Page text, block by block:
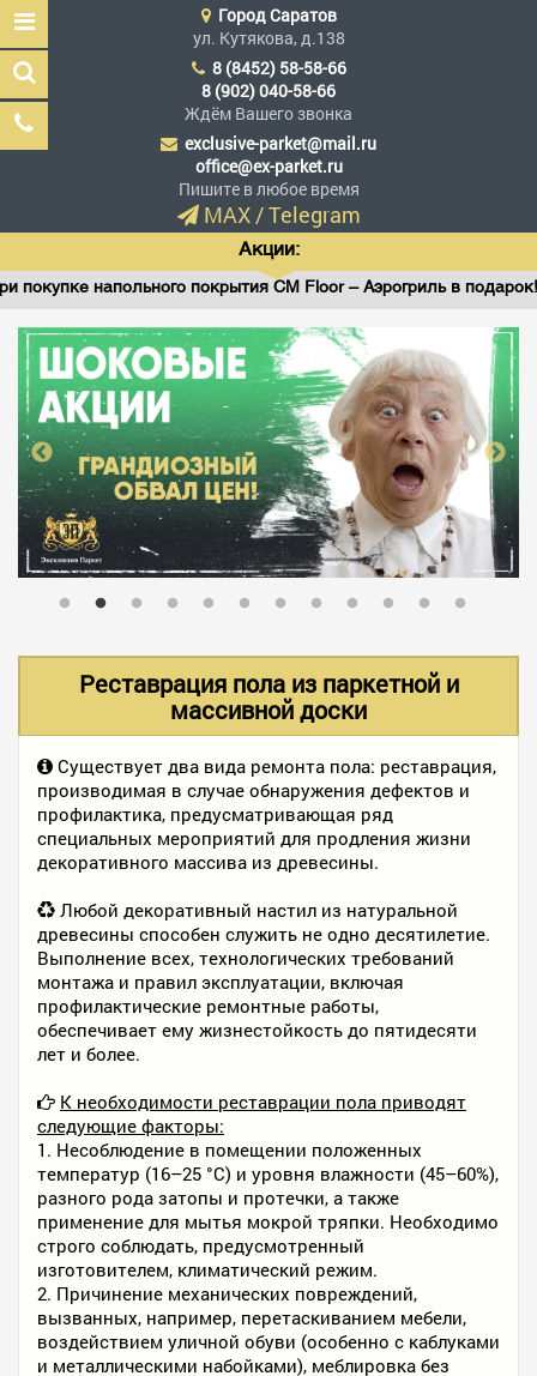
Эксклюзив Паркет
Мы сделали эксклюзив
доступным
ГЛАВНАЯ
АССОРТИМЕНТ
В НАЛИЧИИ
АКЦИИ
ФОТО РАБОТ
КОНТАКТЫ
ПОЛЕЗНОЕ
ГородСаратов
ул. Кутякова, д.138
8 (8452) 58-58-66
8 (902) 040-58-66
Ждём Вашего звонка
exclusive-parket@mail.ru
office@ex-parket.ru
Пишите в любое время
MAX/Telegram
Акции:
напольного покрытия CM Floor – Аэрогриль в подарок!
Реставрация пола из паркетной и
массивной доски
Существует два вида ремонта пола: реставрация,
производимая в случае обнаружения дефектов и
профилактика, предусматривающая ряд
специальных мероприятий для продления жизни
декоративного массива из древесины.
Любой декоративный настил из натуральной
древесины способен служить не одно десятилетие.
Выполнение всех, технологических требований
монтажа и правил эксплуатации, включая
профилактические ремонтные работы,
обеспечивает ему жизнестойкость до пятидесяти
лет и более.
К необходимости реставрации пола приводят
следующие факторы:
1. Несоблюдение в помещении положенных
температур (16–25 °C) и уровня влажности (45–60%),
разного рода затопы и протечки, а также
применение для мытья мокрой тряпки. Необходимо
строго соблюдать, предусмотренный
изготовителем, климатический режим.
2. Причинение механических повреждений,
вызванных, например, перетаскиванием мебели,
воздействием уличной обуви (особенно с каблуками
и металлическими набойками), меблировка без